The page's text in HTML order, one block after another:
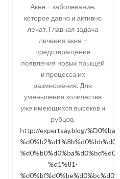
Акне – заболевание,
которое давно и активно
лечат. Главная задача
лечения акне –
предотвращение
появления новых прыщей
и процесса их
размножения. Для
уменьшения количества
уже имеющихся высеков и
рубцов,
http://expertsay.blog/
%d1%81-